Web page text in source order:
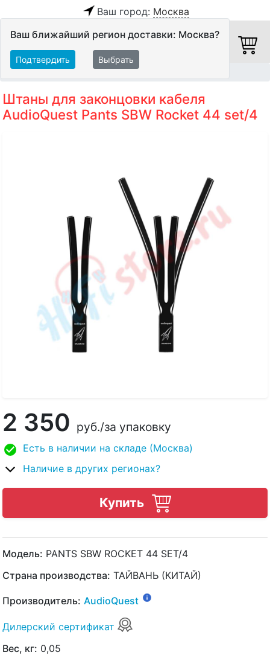
Ваш город: Москва
Ваш ближайший регион доставки: Москва?
Подтвердить Выбрать
Штаны для законцовки кабеля
AudioQuest Pants SBW Rocket 44 set/4
2 350 руб./за упаковку
Есть в наличии на складе (Москва)
Наличие в других регионах?
Купить
Модель: PANTS SBW ROCKET 44 SET/4
Страна производства: ТАЙВАНЬ (КИТАЙ)
Производитель: AudioQuest
Дилерский сертификат
Вес, кг: 0,05